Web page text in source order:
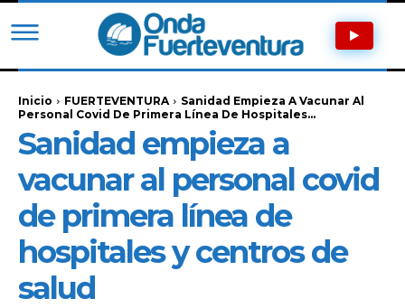
Inicio FUERTEVENTURA
Sanidad Empieza A Vacunar Al
Personal Covid De Primera Línea De Hospitales...
Sanidad empieza a
vacunar al personal covid
de primera línea de
hospitales y centros de
salud